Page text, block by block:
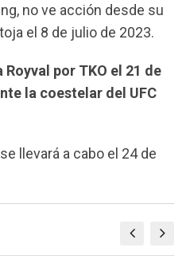
no ve acción desde su
el 8 de julio de 2023.
por TKO el 21 de
la coestelar del UFC
llevará a cabo el 24 de